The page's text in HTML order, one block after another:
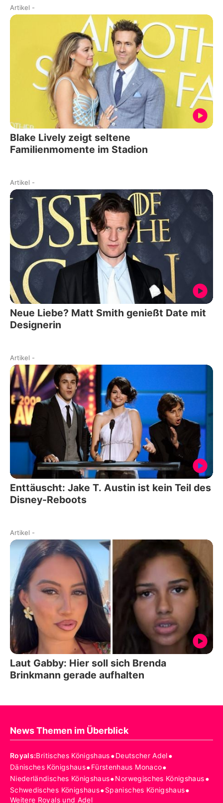
Artikel -
Blake Lively zeigt seltene
Familienmomente im Stadion
Artikel -
Neue Liebe? Matt Smith genießt Date mit
Designerin
Artikel -
Enttäuscht: Jake T. Austin ist kein Teil des
Disney-Reboots
Artikel -
Laut Gabby: Hier soll sich Brenda
Brinkmann gerade aufhalten
News Themen im Überblick
Royals:Britisches Königshaus•Deutscher Adel•
Dänisches Königshaus•Fürstenhaus Monaco•
Niederländisches Königshaus•Norwegisches Königshaus•
Schwedisches Königshaus•Spanisches Königshaus•
Weitere Royals und Adel